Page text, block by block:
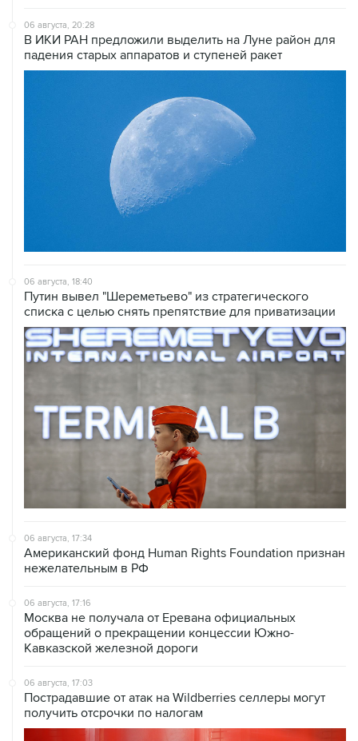
06 августа, 20:28
В ИКИ РАН предложили выделить на Луне район для
падения старых аппаратов и ступеней ракет
06 августа, 18:40
Путин вывел "Шереметьево" из стратегического
списка с целью снять препятствие для приватизации
06 августа, 17:34
Американский фонд Human Rights Foundation признан
нежелательным в РФ
06 августа, 17:16
Москва не получала от Еревана официальных
обращений о прекращении концессии Южно-
Кавказской железной дороги
06 августа, 17:03
Пострадавшие от атак на Wildberries селлеры могут
получить отсрочки по налогам